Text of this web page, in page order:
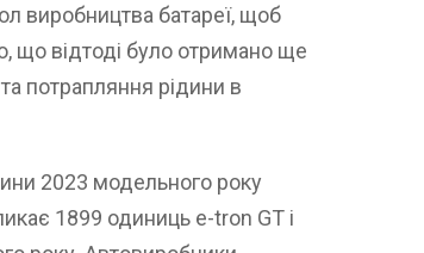
виробництва батареї, щоб
що відтоді було отримано ще
потрапляння рідини в
2023 модельного року
1899 одиниць e-tron GT і